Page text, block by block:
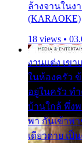
ล้างจานในง
(KARAOKE)
18 views •
งานแต่ง เข
ในห้องครัว ข้
อยู่ในครัว ทำ
บ้านใกล้ พึ่งพ
พา กันเข้าพา
เดียวดาย เป็